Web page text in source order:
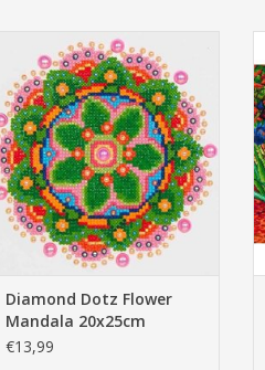
Diamond Dotz Flower Mandala
20x25cm
Diamond Dotz Flower
Mandala 20x25cm
€13,99